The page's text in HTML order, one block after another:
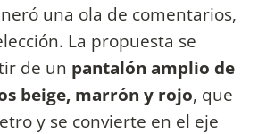
una ola de comentarios,
La propuesta se
de un pantalón amplio de
beige, marrón y rojo, que
y se convierte en el eje